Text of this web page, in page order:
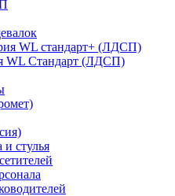
WL стандарт+ (ЛДСП)
WL Стандарт (ЛДСП)
стулья